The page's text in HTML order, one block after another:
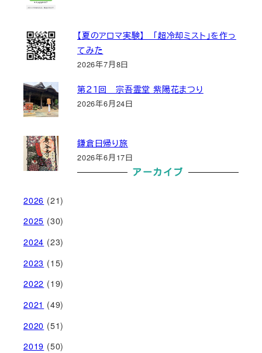
【夏のアロマ実験】 「超冷却ミスト」を作っ
てみた
2026年7月8日
第２１回 宗吾霊堂 紫陽花まつり
2026年6月24日
鎌倉日帰り旅
2026年6月17日
アーカイブ
2026 (21)
2025 (30)
2024 (23)
2023 (15)
2022 (19)
2021 (49)
2020 (51)
2019 (50)